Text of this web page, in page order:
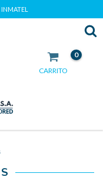
CARRITO
0